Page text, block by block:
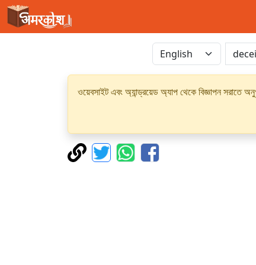
ওয়েবসাইট এবং অ্যান্ড্রয়েড অ্যাপ থেকে বিজ্ঞাপন সরাতে